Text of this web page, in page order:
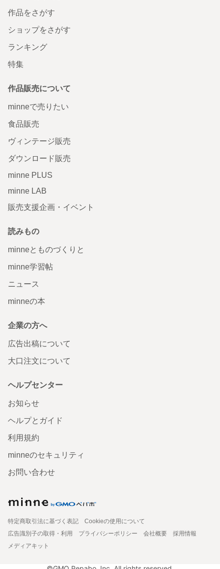
作品をさがす
ショップをさがす
ランキング
特集
作品販売について
minneで売りたい
食品販売
ヴィンテージ販売
ダウンロード販売
minne PLUS
minne LAB
販売支援企画・イベント
読みもの
minneとものづくりと
minne学習帖
ニュース
minneの本
企業の方へ
広告出稿について
大口注文について
ヘルプセンター
お知らせ
ヘルプとガイド
利用規約
minneのセキュリティ
お問い合わせ
特定商取引法に基づく表記
Cookieの使用について
広告識別子の取得・利用
プライバシーポリシー 会社概要
採用情報
メディアキット